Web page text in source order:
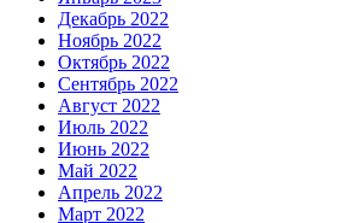
Декабрь 2022
Ноябрь 2022
Октябрь 2022
Сентябрь 2022
Август 2022
Июль 2022
Июнь 2022
Май 2022
Апрель 2022
Март 2022